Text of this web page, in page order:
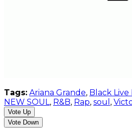
Tags: Ariana Grande, Black
NEW SOUL, R&B, Rap, soul ,
Vote Up
Vote Down